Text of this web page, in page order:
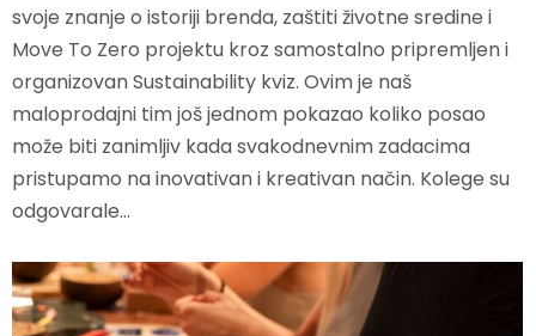
svoje znanje o istoriji brenda, zaštiti životne sredine i
Move To Zero projektu kroz samostalno pripremljen i
organizovan Sustainability kviz. Ovim je naš
maloprodajni tim još jednom pokazao koliko posao
može biti zanimljiv kada svakodnevnim zadacima
pristupamo na inovativan i kreativan način. Kolege su
odgovarale…